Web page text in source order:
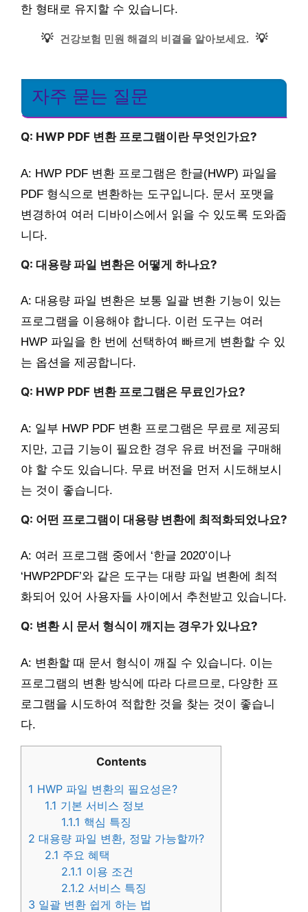
한 형태로 유지할 수 있습니다.
💡 건강보험 민원 해결의 비결을 알아보세요. 💡
자주 묻는 질문
Q: HWP PDF 변환 프로그램이란 무엇인가요?
A: HWP PDF 변환 프로그램은 한글(HWP) 파일을
PDF 형식으로 변환하는 도구입니다. 문서 포맷을
변경하여 여러 디바이스에서 읽을 수 있도록 도와줍
니다.
Q: 대용량 파일 변환은 어떻게 하나요?
A: 대용량 파일 변환은 보통 일괄 변환 기능이 있는
프로그램을 이용해야 합니다. 이런 도구는 여러
HWP 파일을 한 번에 선택하여 빠르게 변환할 수 있
는 옵션을 제공합니다.
Q: HWP PDF 변환 프로그램은 무료인가요?
A: 일부 HWP PDF 변환 프로그램은 무료로 제공되
지만, 고급 기능이 필요한 경우 유료 버전을 구매해
야 할 수도 있습니다. 무료 버전을 먼저 시도해보시
는 것이 좋습니다.
Q: 어떤 프로그램이 대용량 변환에 최적화되었나요?
A: 여러 프로그램 중에서 ‘한글 2020’이나
‘HWP2PDF’와 같은 도구는 대량 파일 변환에 최적
화되어 있어 사용자들 사이에서 추천받고 있습니다.
Q: 변환 시 문서 형식이 깨지는 경우가 있나요?
A: 변환할 때 문서 형식이 깨질 수 있습니다. 이는
프로그램의 변환 방식에 따라 다르므로, 다양한 프
로그램을 시도하여 적합한 것을 찾는 것이 좋습니
다.
Contents
1 HWP 파일 변환의 필요성은?
1.1 기본 서비스 정보
1.1.1 핵심 특징
2 대용량 파일 변환, 정말 가능할까?
2.1 주요 혜택
2.1.1 이용 조건
2.1.2 서비스 특징
3 일괄 변환 쉽게 하는 법